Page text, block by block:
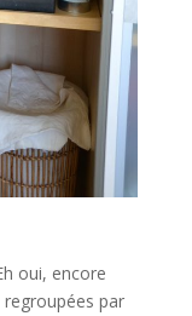
oui, encore
regroupées par